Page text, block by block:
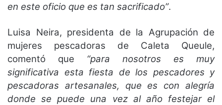
en este oficio que es tan sacrificado”.
Luisa Neira, presidenta de la Agrupación de
mujeres pescadoras de Caleta Queule,
comentó que “para nosotros es muy
significativa esta fiesta de los pescadores y
pescadoras artesanales, que es con alegría
donde se puede una vez al año festejar el